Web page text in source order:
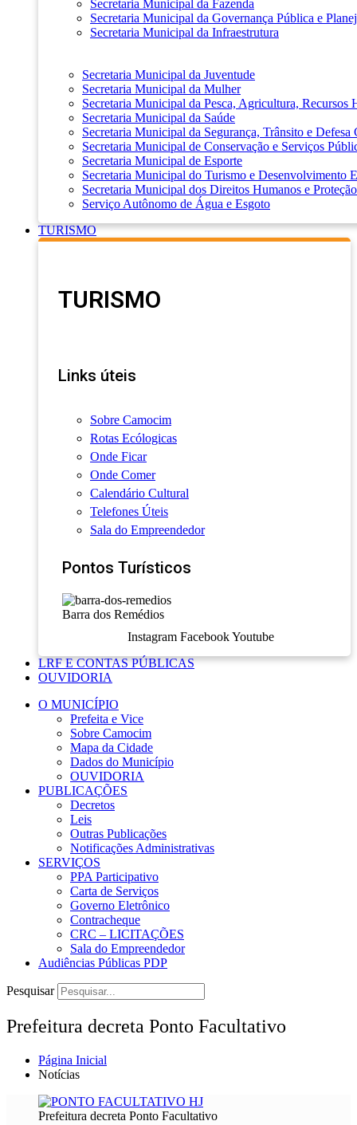
Secretaria Municipal da Fazenda
Secretaria Municipal da Governança Pública e
Secretaria Municipal da Infraestrutura
Secretaria Municipal da Juventude
Secretaria Municipal da Mulher
Secretaria Municipal da Pesca, Agricultura, Recursos
Secretaria Municipal da Saúde
Secretaria Municipal da Segurança, Trânsito e Defesa
Secretaria Municipal de Conservação e Serviços
Secretaria Municipal de Esporte
Secretaria Municipal do Turismo e Desenvolvimento
Secretaria Municipal dos Direitos Humanos e
Serviço Autônomo de Água e Esgoto
TURISMO
TURISMO
Links úteis
Sobre Camocim
Rotas Ecólogicas
Onde Ficar
Onde Comer
Calendário Cultural
Telefones Úteis
Sala do Empreendedor
Pontos Turísticos
Barra dos Remédios
Instagram Facebook Youtube
LRF E CONTAS PÚBLICAS
OUVIDORIA
O MUNICÍPIO
Prefeita e Vice
Sobre Camocim
Mapa da Cidade
Dados do Município
OUVIDORIA
PUBLICAÇÕES
Decretos
Leis
Outras Publicações
Notificações Administrativas
SERVIÇOS
PPA Participativo
Carta de Serviços
Governo Eletrônico
Contracheque
CRC – LICITAÇÕES
Sala do Empreendedor
Audiências Públicas PDP
Pesquisar
Prefeitura decreta Ponto Facultativo
Página Inicial
Notícias
Prefeitura decreta Ponto Facultativo